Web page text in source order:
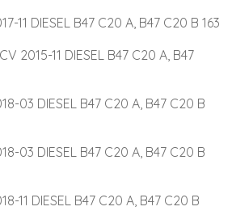
11 DIESEL B47 C20 A, B47 C20 B 163
2015-11 DIESEL B47 C20 A, B47
03 DIESEL B47 C20 A, B47 C20 B
03 DIESEL B47 C20 A, B47 C20 B
11 DIESEL B47 C20 A, B47 C20 B